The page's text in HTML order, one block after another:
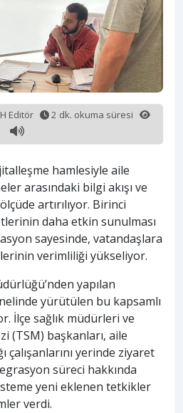
Editör
2 dk. okuma süresi
hamlesiyle aile
arasındaki bilgi akışı ve
artırılıyor. Birinci
daha etkin sunulması
sayesinde, vatandaşlara
verimliliği yükseliyor.
yapılan
yürütülen bu kapsamlı
İlçe sağlık müdürleri ve
(TSM) başkanları, aile
çalışanlarını yerinde ziyaret
süreci hakkında
yeni eklenen tetkikler
verdi.